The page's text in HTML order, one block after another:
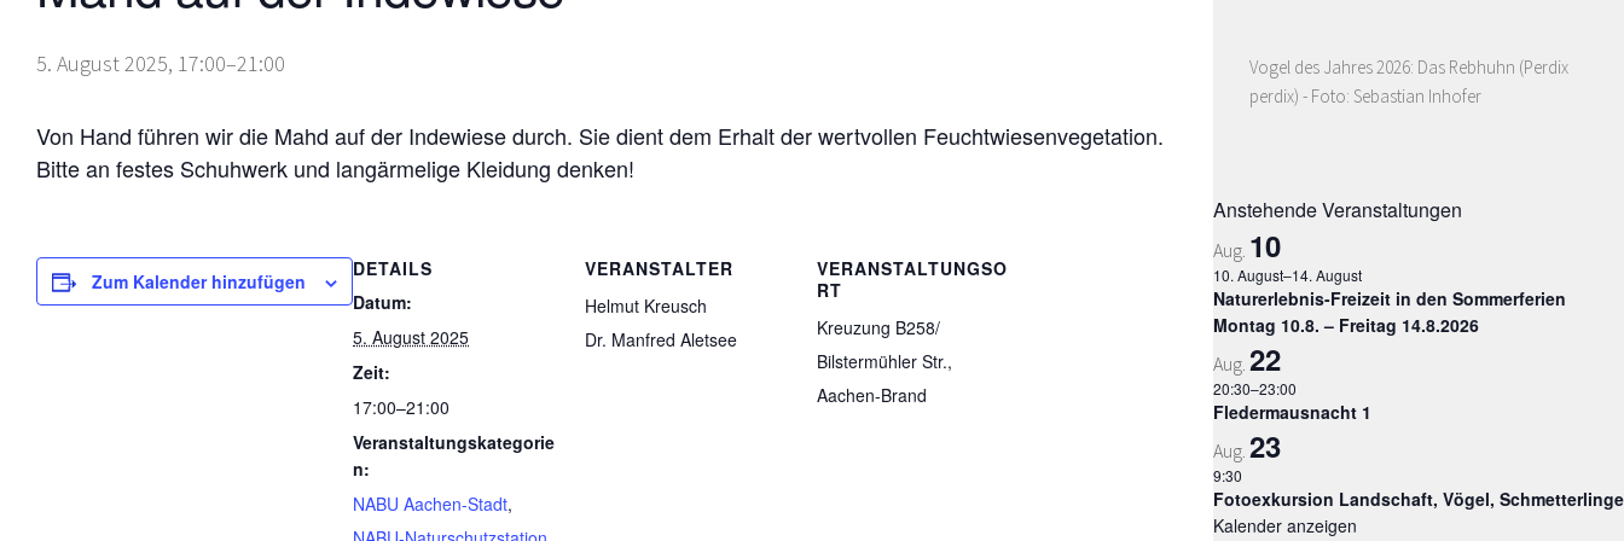
5. August 2025, 17:00–21:00
Von Hand führen wir die Mahd auf der Indewiese durch. Sie dient dem Erhalt der wertvollen Feuchtwiesenvegetation.
Bitte an festes Schuhwerk und langärmelige Kleidung denken!
Zum Kalender hinzufügen
DETAILS
Datum:
5. August 2025
Zeit:
17:00–21:00
Veranstaltungskategorie
n:
NABU Aachen-Stadt,
VERANSTALTER
Helmut Kreusch
Dr. Manfred Aletsee
VERANSTALTUNGSO
RT
Kreuzung B258/
Bilstermühler Str.,
Aachen-Brand
Vogel des Jahres 2026: Das Rebhuhn (Perdix
perdix) - Foto: Sebastian Inhofer
Anstehende Veranstaltungen
Aug. 10
10. August–14. August
Naturerlebnis-Freizeit in den Sommerferien
Montag 10.8. – Freitag 14.8.2026
Aug. 22
20:30–23:00
Fledermausnacht 1
Aug. 23
9:30
Fotoexkursion Landschaft, Vögel, Schmetterlinge
Kalender anzeigen